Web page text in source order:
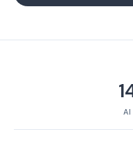
AI